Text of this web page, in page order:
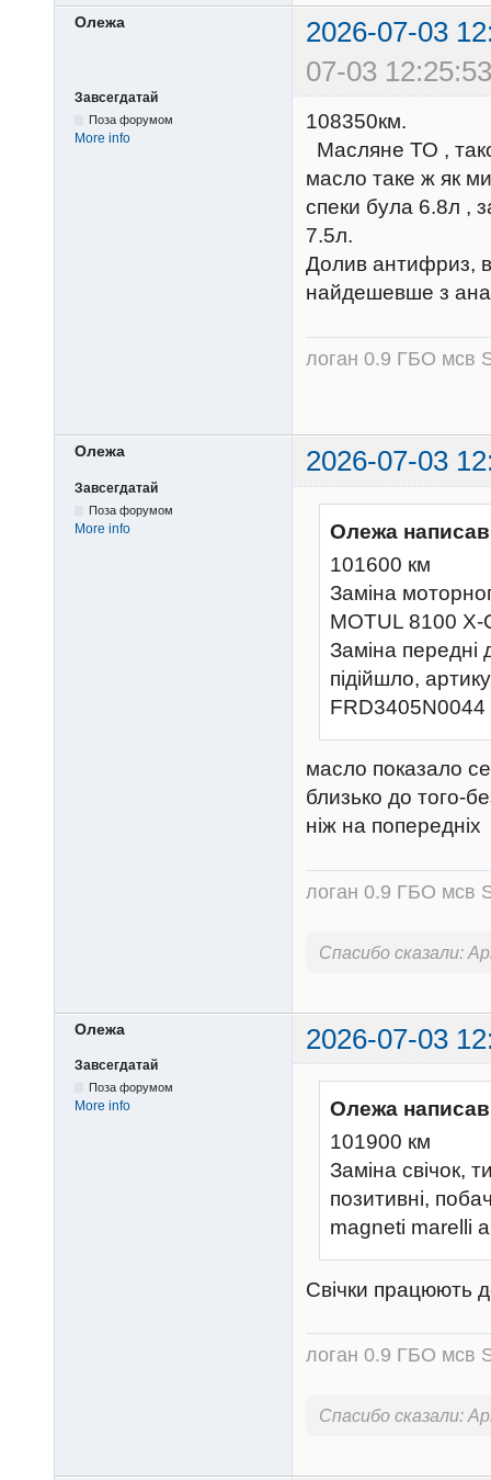
Олежа
2026-07-03
07-03
Завсегдатай
Поза форумом
More info
108350км.
Масляне ТО ,
масло таке ж як
спеки була 6.8л ,
7.5л.
Долив антифриз,
найдешевше з
логан 0.9 ГБО мсв
Олежа 2026-07-03
Завсегдатай
Поза форумом
More info
Олежа
101600 км
Заміна
MOTUL 8100
Заміна передні
підійшло,
FRD3405N0044
масло показало
близько до того-
ніж на попередніх
логан 0.9 ГБО мсв
Спасибо сказали:
Олежа 2026-07-03
Завсегдатай
Поза форумом
More info
Олежа
101900 км
Заміна свічок,
позитивні,
magneti marelli
Свічки працюють
логан 0.9 ГБО мсв
Спасибо сказали: